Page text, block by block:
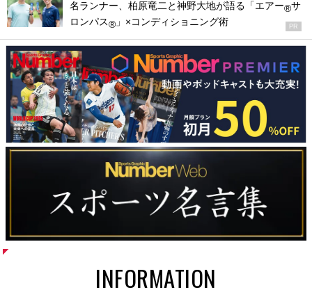
名ランナー、柏原竜二と神野大地が語る「エアー®サ
ロンパス® 」×コンディショニング術 PR
INFORMATION